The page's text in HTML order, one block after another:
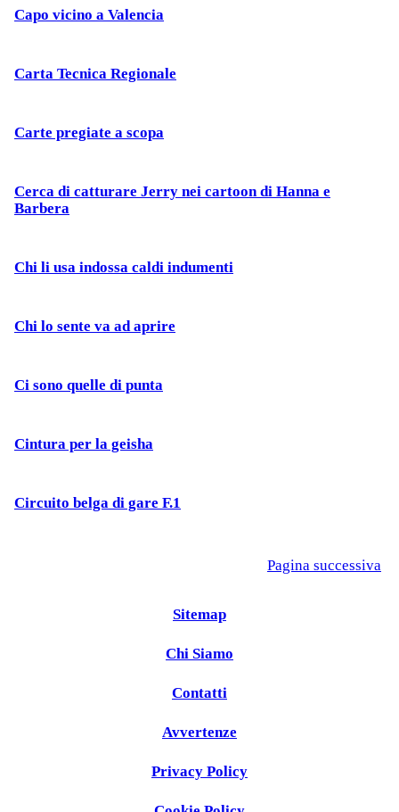
Capo vicino a Valencia
Carta Tecnica Regionale
Carte pregiate a scopa
Cerca di catturare Jerry nei cartoon di Hanna e
Barbera
Chi li usa indossa caldi indumenti
Chi lo sente va ad aprire
Ci sono quelle di punta
Cintura per la geisha
Circuito belga di gare F.1
Pagina successiva
Sitemap
Chi Siamo
Contatti
Avvertenze
Privacy Policy